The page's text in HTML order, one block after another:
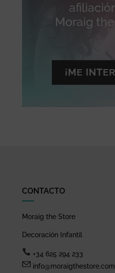
CONTACTO
Moraig the Store
Decoración Infantil
+34 625 294 233
info@moraigthestore.com